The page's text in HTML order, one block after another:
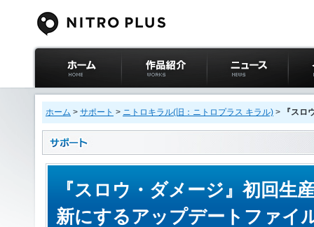
ニトロプラス公式
サイト ホーム
作品紹介 ニュース イベ
ホーム > サポート > ニトロキラル(旧：ニトロプラス キラル) > 『ス
『スロウ・ダメージ』初回生
新にするアップデートファイ